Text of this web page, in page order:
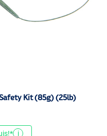
Kit (85g) (25lb)
i